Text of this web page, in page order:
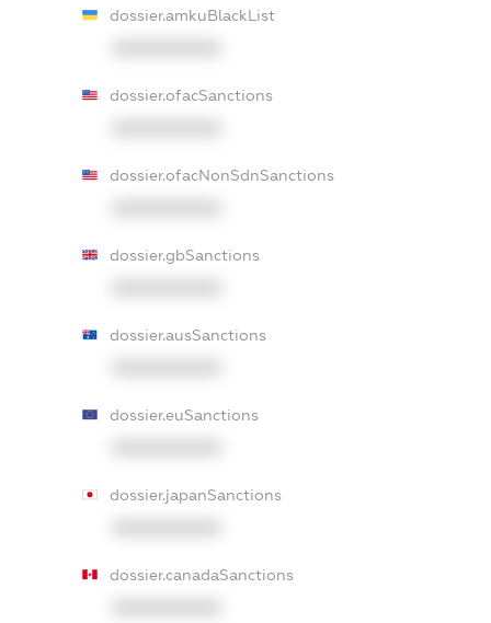
dossier.amkuBlackList
dossier.ofacSanctions
dossier.ofacNonSdnSanctions
dossier.gbSanctions
dossier.ausSanctions
dossier.euSanctions
dossier.japanSanctions
dossier.canadaSanctions